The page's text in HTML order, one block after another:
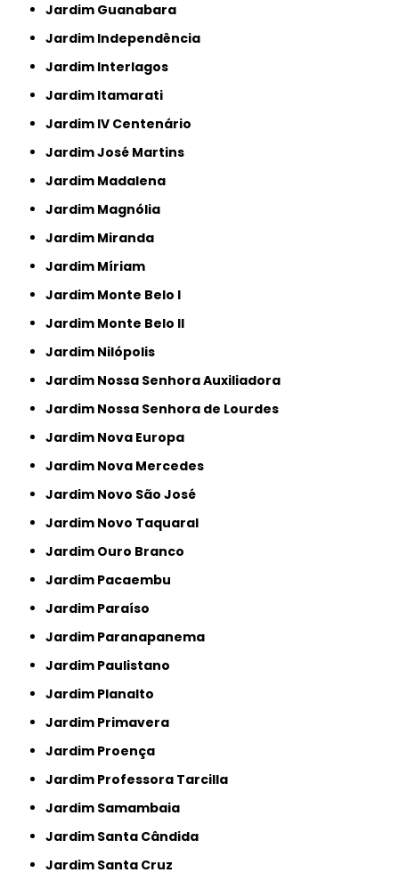
Jardim Guanabara
Jardim Independência
Jardim Interlagos
Jardim Itamarati
Jardim IV Centenário
Jardim José Martins
Jardim Madalena
Jardim Magnólia
Jardim Miranda
Jardim Míriam
Jardim Monte Belo I
Jardim Monte Belo II
Jardim Nilópolis
Jardim Nossa Senhora Auxiliadora
Jardim Nossa Senhora de Lourdes
Jardim Nova Europa
Jardim Nova Mercedes
Jardim Novo São José
Jardim Novo Taquaral
Jardim Ouro Branco
Jardim Pacaembu
Jardim Paraíso
Jardim Paranapanema
Jardim Paulistano
Jardim Planalto
Jardim Primavera
Jardim Proença
Jardim Professora Tarcilla
Jardim Samambaia
Jardim Santa Cândida
Jardim Santa Cruz